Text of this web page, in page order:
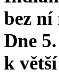
bez ní
Dne
k